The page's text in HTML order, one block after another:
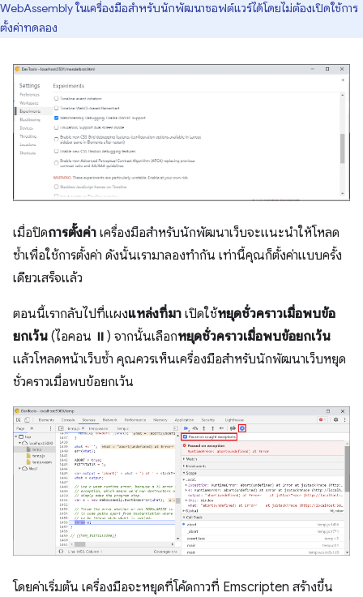
WebAssembly ในเครื่องมือสำหรับนักพัฒนาซอฟต์แวร์ได้โดยไม่ต้องเปิดใช้การ
ตั้งค่าทดลอง
เมื่อปิดการตั้งค่า เครื่องมือสำหรับนักพัฒนาเว็บจะแนะนำให้โหลด
ซ้ำเพื่อใช้การตั้งค่า ดังนั้นเรามาลองทำกัน เท่านี้คุณก็ตั้งค่าแบบครั้ง
เดียวเสร็จแล้ว
ตอนนี้เรากลับไปที่แผงแหล่งที่มา เปิดใช้หยุดชั่วคราวเมื่อพบข้อ
ยกเว้น (ไอคอน ⏸) จากนั้นเลือกหยุดชั่วคราวเมื่อพบข้อยกเว้น
แล้วโหลดหน้าเว็บซ้ำ คุณควรเห็นเครื่องมือสําหรับนักพัฒนาเว็บหยุด
ชั่วคราวเมื่อพบข้อยกเว้น
โดยค่าเริ่มต้น เครื่องมือจะหยุดที่โค้ดกาวที่ Emscripten สร้างขึ้น